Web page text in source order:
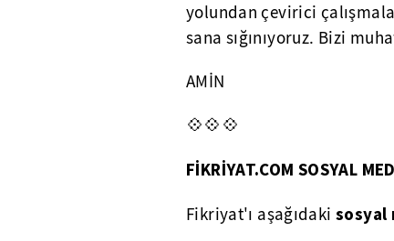
yolundan çevirici
sana sığınıyoruz. Bizi
AMİN
💠💠💠
FİKRİYAT.COM SOSYAL
Fikriyat'ı aşağıdaki sosyal